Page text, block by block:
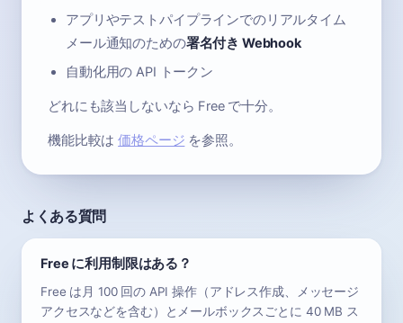
アプリやテストパイプラインでのリアルタイム
メール通知のための署名付き Webhook
自動化用の API トークン
どれにも該当しないなら Free で十分。
機能比較は価格ページ を参照。
よくある質問
Free に利用制限はある？
Free は月 100 回の API 操作（アドレス作成、メッセージ
アクセスなどを含む）とメールボックスごとに 40 MB ス